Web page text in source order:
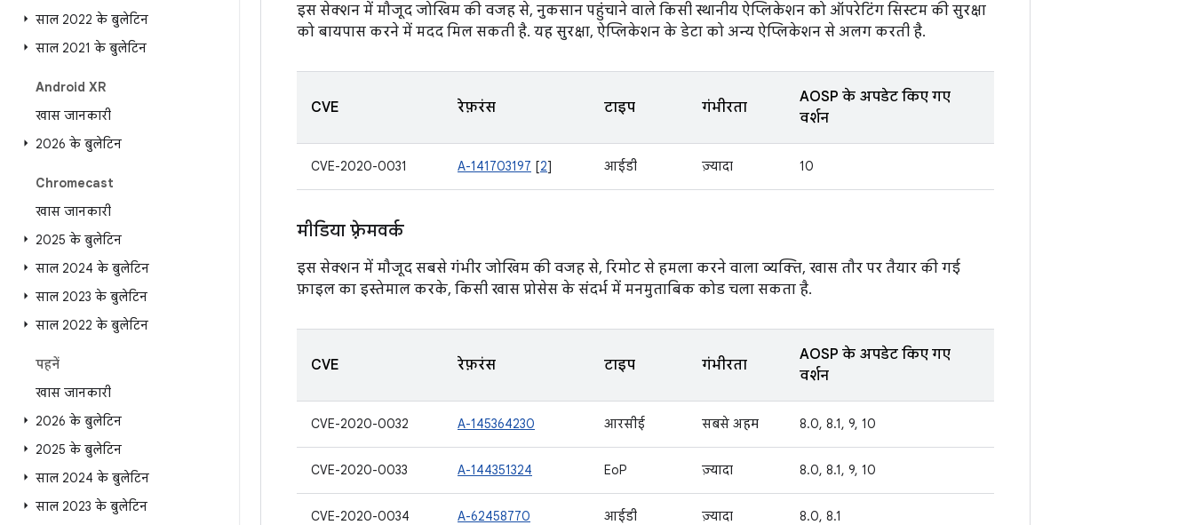
साल 2022 के बुलेटिन
साल 2021 के बुलेटिन
Android XR
खास जानकारी
2026 के बुलेटिन
Chromecast
खास जानकारी
2025 के बुलेटिन
साल 2024 के बुलेटिन
साल 2023 के बुलेटिन
साल 2022 के बुलेटिन
पहनें
खास जानकारी
2026 के बुलेटिन
2025 के बुलेटिन
साल 2024 के बुलेटिन
साल 2023 के बुलेटिन
इस सेक्शन में मौजूद जोखिम की वजह से, नुकसान पहुंचाने वाले किसी स्थानीय ऐप्लिकेशन को ऑपरेटिंग सिस्टम की सुरक्षा
को बायपास करने में मदद मिल सकती है. यह सुरक्षा, ऐप्लिकेशन के डेटा को अन्य ऐप्लिकेशन से अलग करती है.
CVE रेफ़रंस टाइप गंभीरता
AOSP के अपडेट किए गए
वर्शन
CVE-2020-0031 A-141703197 [2] आईडी ज़्यादा 10
मीडिया फ़्रेमवर्क
इस सेक्शन में मौजूद सबसे गंभीर जोखिम की वजह से, रिमोट से हमला करने वाला व्यक्ति, खास तौर पर तैयार की गई
फ़ाइल का इस्तेमाल करके, किसी खास प्रोसेस के संदर्भ में मनमुताबिक कोड चला सकता है.
CVE रेफ़रंस टाइप गंभीरता
AOSP के अपडेट किए गए
वर्शन
CVE-2020-0032 A-145364230 आरसीई सबसे अहम 8.0, 8.1, 9, 10
CVE-2020-0033 A-144351324 EoP ज़्यादा 8.0, 8.1, 9, 10
CVE-2020-0034 A-62458770 आईडी ज़्यादा 8.0, 8.1